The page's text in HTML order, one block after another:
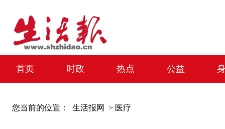
首页 时政 热点 公益
您当前的位置： 生活报网 > 医疗